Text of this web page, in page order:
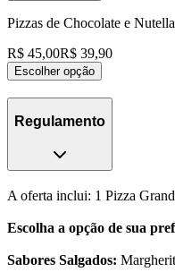
Pizzas de Chocolate e
R$ 45,00R$ 39,90
Escolher opção
Regulamento
A oferta inclui: 1 Pizza
Escolha a opção de sua
Sabores Salgados: